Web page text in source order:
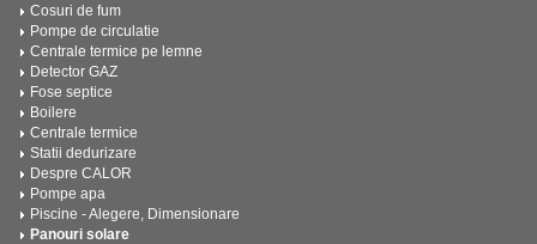
Cosuri de fum
Pompe de circulatie
Centrale termice pe lemne
Detector GAZ
Fose septice
Boilere
Centrale termice
Statii dedurizare
Despre CALOR
Pompe apa
Piscine - Alegere, Dimensionare
Panouri solare